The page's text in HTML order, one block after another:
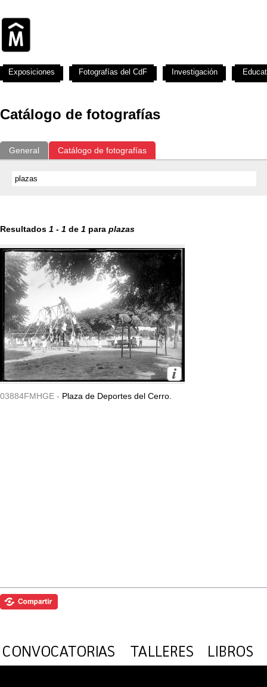
Catálogo de fotografías
General Catálogo de fotografías
Resultados 1 - 1 de 1 para plazas
03884FMHGE - Plaza de Deportes del Cerro.
Exposiciones Fotografías del CdF Investigación